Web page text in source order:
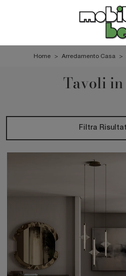
Home > Arredamento Casa >
Tavoli
Filtra